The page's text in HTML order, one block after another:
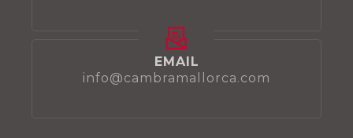
EMAIL
info@cambramallorca.com